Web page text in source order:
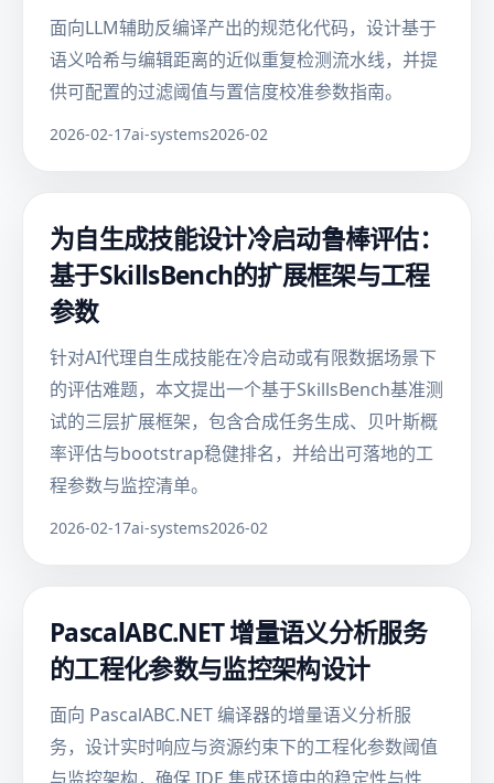
面向LLM辅助反编译产出的规范化代码，设计基于
语义哈希与编辑距离的近似重复检测流水线，并提
供可配置的过滤阈值与置信度校准参数指南。
2026-02-17ai-systems2026-02
为自生成技能设计冷启动鲁棒评估：
基于SkillsBench的扩展框架与工程
参数
针对AI代理自生成技能在冷启动或有限数据场景下
的评估难题，本文提出一个基于SkillsBench基准测
试的三层扩展框架，包含合成任务生成、贝叶斯概
率评估与bootstrap稳健排名，并给出可落地的工
程参数与监控清单。
2026-02-17ai-systems2026-02
PascalABC.NET 增量语义分析服务
的工程化参数与监控架构设计
面向 PascalABC.NET 编译器的增量语义分析服
务，设计实时响应与资源约束下的工程化参数阈值